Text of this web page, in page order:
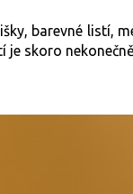
barevné listí,
je skoro